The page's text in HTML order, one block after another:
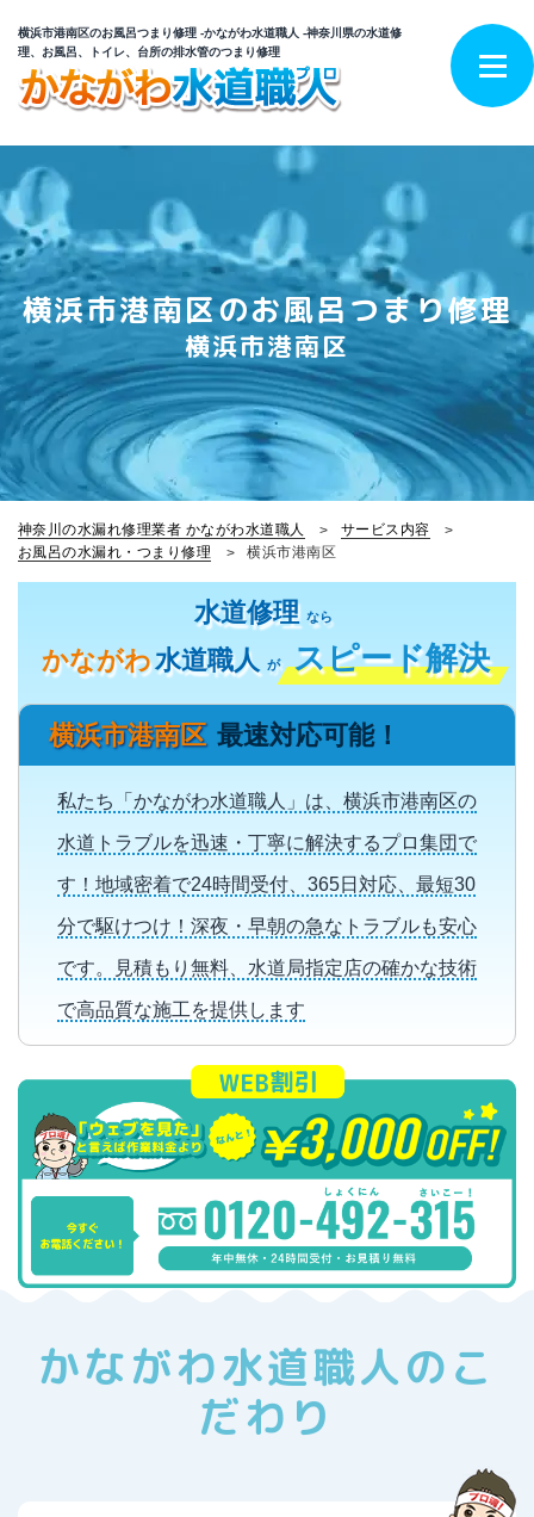
横浜市港南区のお風呂つまり修理 -かながわ水道職人 -神奈川県の水道修
理、お風呂、トイレ、台所の排水管のつまり修理
横浜市港南区のお風呂つまり修理
横浜市港南区
神奈川の水漏れ修理業者 かながわ水道職人
サービス内容
お風呂の水漏れ・つまり修理
横浜市港南区
水道修理 なら
かながわ水道職人 が スピード解決
横浜市港南区 最速対応可能！
私たち「かながわ水道職人」は、横浜市港南区の
水道トラブルを迅速・丁寧に解決するプロ集団で
す！地域密着で24時間受付、365日対応、最短30
分で駆けつけ！深夜・早朝の急なトラブルも安心
です。見積もり無料、水道局指定店の確かな技術
で高品質な施工を提供します
かながわ水道職人のこ
だわり